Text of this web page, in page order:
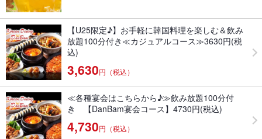
【U25限定♪】お手軽に韓国料理を楽しむ＆飲み
放題100分付き≪カジュアルコース≫3630円(税
込)
3,630円（税込）
≪各種宴会はこちらから♪≫飲み放題100分付
き 【DanBam宴会コース】4730円(税込)
4,730円（税込）